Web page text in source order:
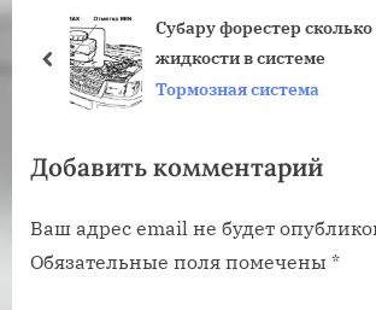
щ
з
п
и
щ
з
п
и
Субару форестер
жидкости в системе
Тормозная система
пред
Добавить комментарий
Ваш адрес email не будет
Обязательные поля помечены *